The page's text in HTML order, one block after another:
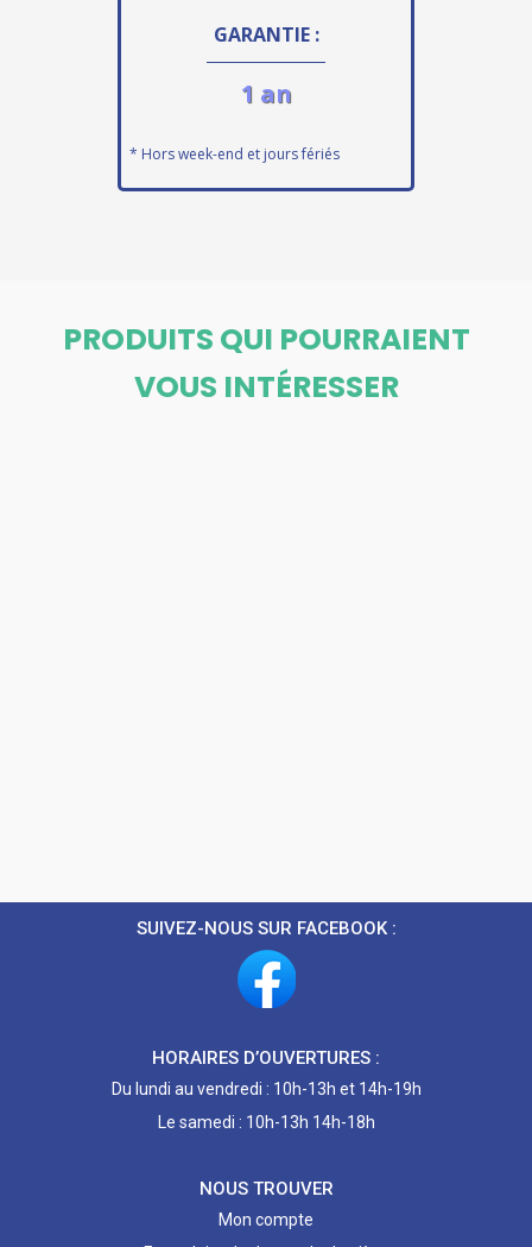
GARANTIE :
1 an
* Hors week-end et jours fériés
PRODUITS QUI POURRAIENT
VOUS INTÉRESSER
SUIVEZ-NOUS SUR FACEBOOK :
HORAIRES D’OUVERTURES :
Du lundi au vendredi : 10h-13h et 14h-19h
Le samedi : 10h-13h 14h-18h
NOUS TROUVER
Mon compte